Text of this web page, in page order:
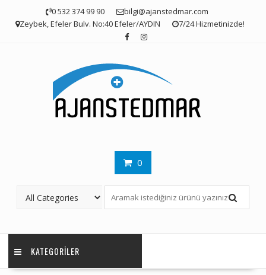
0 532 374 99 90
bilgi@ajanstedmar.com
Zeybek, Efeler Bulv. No:40 Efeler/AYDIN
7/24 Hizmetinizde!
0
KATEGORILER